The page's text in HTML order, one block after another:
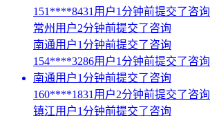
151****8431用户1分钟前提交了咨询
常州用户2分钟前提交了咨询
南通用户1分钟前提交了咨询
154****3286用户1分钟前提交了咨询
南通用户1分钟前提交了咨询
160****1831用户2分钟前提交了咨询
镇江用户1分钟前提交了咨询